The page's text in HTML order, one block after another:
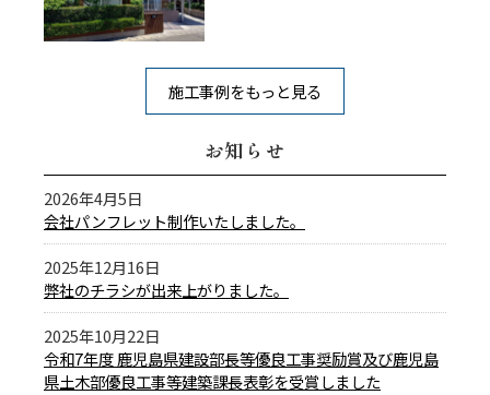
施工事例をもっと見る
お知らせ
2026年4月5日
会社パンフレット制作いたしました。
2025年12月16日
弊社のチラシが出来上がりました。
2025年10月22日
令和7年度 鹿児島県建設部長等優良工事奨励賞及び鹿児島
県土木部優良工事等建築課長表彰を受賞しました